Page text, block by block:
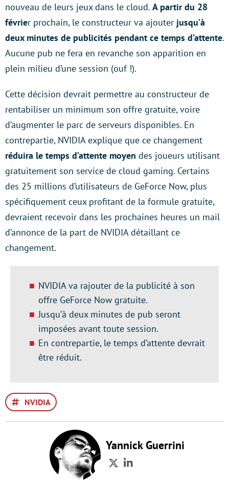
nouveau de leurs jeux dans le cloud. A partir du 28
février prochain, le constructeur va ajouter jusqu’à
deux minutes de publicités pendant ce temps d’attente.
Aucune pub ne fera en revanche son apparition en
plein milieu d’une session (ouf !).
Cette décision devrait permettre au constructeur de
rentabiliser un minimum son offre gratuite, voire
d’augmenter le parc de serveurs disponibles. En
contrepartie, NVIDIA explique que ce changement
réduira le temps d’attente moyen des joueurs utilisant
gratuitement son service de cloud gaming. Certains
des 25 millions d’utilisateurs de GeForce Now, plus
spécifiquement ceux profitant de la formule gratuite,
devraient recevoir dans les prochaines heures un mail
d’annonce de la part de NVIDIA détaillant ce
changement.
NVIDIA va rajouter de la publicité à son
offre GeForce Now gratuite.
Jusqu’à deux minutes de pub seront
imposées avant toute session.
En contrepartie, le temps d’attente devrait
être réduit.
NVIDIA
Yannick Guerrini
TwitterLinkedIn